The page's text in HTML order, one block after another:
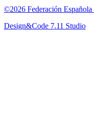
©2026 Federación Española
Design&Code 7.11 Studio